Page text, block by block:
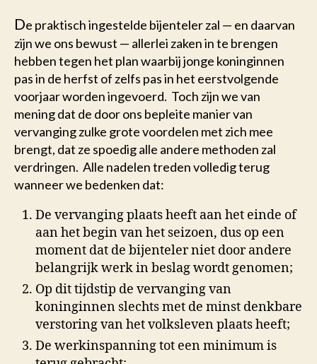
De praktisch ingestelde bijenteler zal — en daarvan
zijn we ons bewust — allerlei zaken in te brengen
hebben tegen het plan waarbij jonge koninginnen
pas in de herfst of zelfs pas in het eerstvolgende
voorjaar worden ingevoerd. Toch zijn we van
mening dat de door ons bepleite manier van
vervanging zulke grote voordelen met zich mee
brengt, dat ze spoedig alle andere methoden zal
verdringen. Alle nadelen treden volledig terug
wanneer we bedenken dat:
De vervanging plaats heeft aan het einde of
aan het begin van het seizoen, dus op een
moment dat de bijenteler niet door andere
belangrijk werk in beslag wordt genomen;
Op dit tijdstip de vervanging van
koninginnen slechts met de minst denkbare
verstoring van het volksleven plaats heeft;
De werkinspanning tot een minimum is